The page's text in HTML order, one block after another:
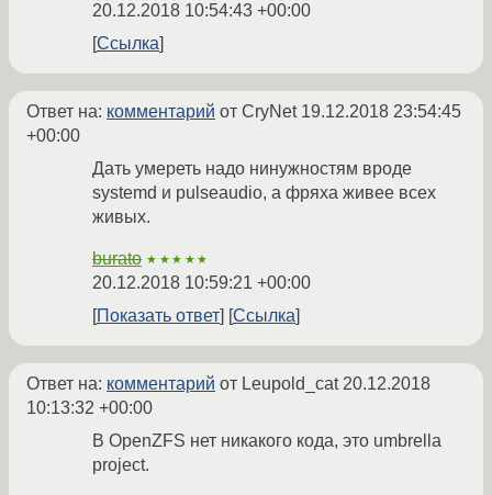
20.12.2018 10:54:43 +00:00
Ссылка
Ответ на: комментарий от CryNet 19.12.2018 23:54:45
+00:00
Дать умереть надо нинужностям вроде
systemd и pulseaudio, а фряха живее всех
живых.
burato ★★★★★
20.12.2018 10:59:21 +00:00
Показать ответ
Ссылка
Ответ на: комментарий от Leupold_cat20.12.2018
10:13:32 +00:00
В OpenZFS нет никакого кода, это umbrella
project.